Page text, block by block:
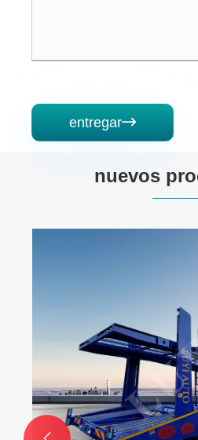
entregar
nuevos